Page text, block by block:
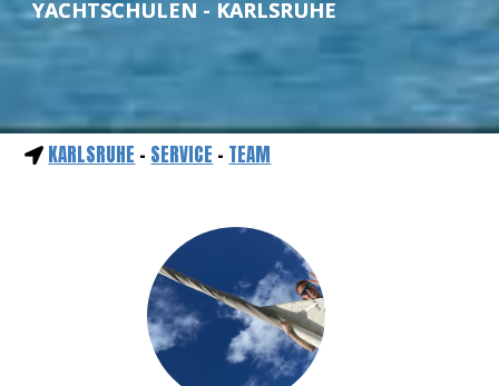
YACHTSCHULEN - KARLSRUHE
KARLSRUHE - SERVICE - TEAM